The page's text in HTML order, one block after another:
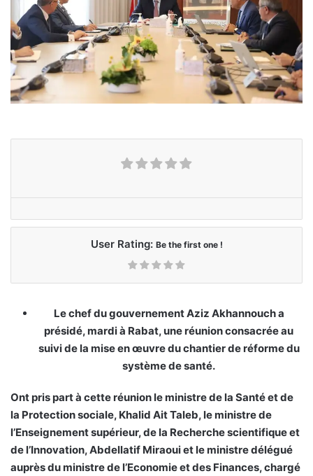
User Rating: Be the first one !
Le chef du gouvernement Aziz Akhannouch a
présidé, mardi à Rabat, une réunion consacrée au
suivi de la mise en œuvre du chantier de réforme du
système de santé.
Ont pris part à cette réunion le ministre de la Santé et de
la Protection sociale, Khalid Ait Taleb, le ministre de
l’Enseignement supérieur, de la Recherche scientifique et
de l’Innovation, Abdellatif Miraoui et le ministre délégué
auprès du ministre de l’Economie et des Finances, chargé